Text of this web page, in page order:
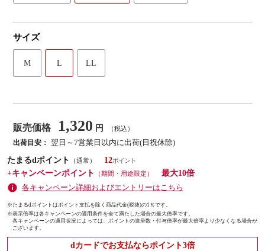
サイズ
M L LL
販売価格 1,320 円 （税込）
出荷目安： 翌日～7営業日以内に出荷(日祝休除)
たまるdポイント
（通常）
12
+キャンペーンポイント
（期間・用途限定）
最大10倍
各キャンペーン詳細およびエントリーはこちら
※たまるdポイントはポイント支払を除く商品代金(税抜)の1％です。
※表示倍率は各キャンペーンの適用条件を全て満たした場合の最大倍率です。
各キャンペーンの適用状況によっては、ポイントの進呈数・付与倍率が最大倍率より少なくなる場合が
ございます。
dカードでお支払ならポイント3倍